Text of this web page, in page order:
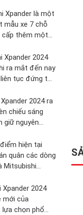
Xpander là một
mẫu xe 7 chỗ
cấp thêm một
Xpander 2024
ra mắt đến nay
tục đứng top
2024 ra
chiếu sáng
giữ nguyên
hiện tại
quân các dòng
Mitsubishi
vậy, […]
2024
mới của
chọn phổ